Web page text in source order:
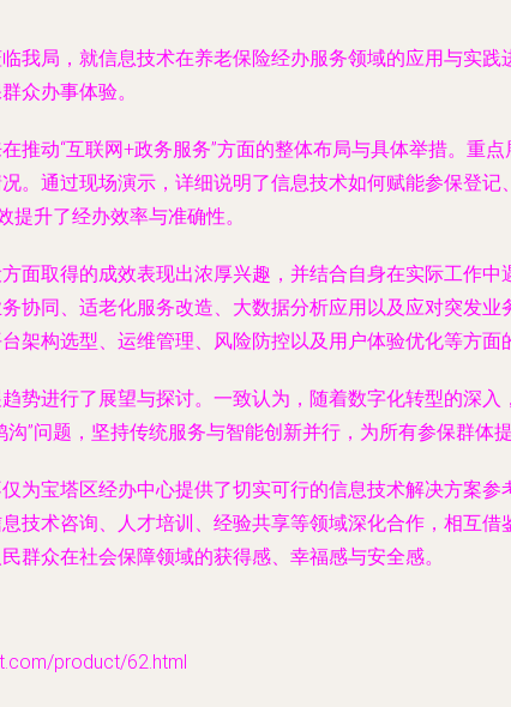
我局，就信息技术在养老保险经办服务领域的应用与实
众办事体验。
推动“互联网+政务服务”方面的整体布局与具体举措。重
。通过现场演示，详细说明了信息技术如何赋能参保登
提升了经办效率与准确性。
面取得的成效表现出浓厚兴趣，并结合自身在实际工作
协同、适老化服务改造、大数据分析应用以及应对突发
架构选型、运维管理、风险防控以及用户体验优化等方面
势进行了展望与探讨。一致认为，随着数字化转型的深
”问题，坚持传统服务与智能创新并行，为所有参保群体
为宝塔区经办中心提供了切实可行的信息技术解决方案
技术咨询、人才培训、经验共享等领域深化合作，相互
群众在社会保障领域的获得感、幸福感与安全感。
product/62.html